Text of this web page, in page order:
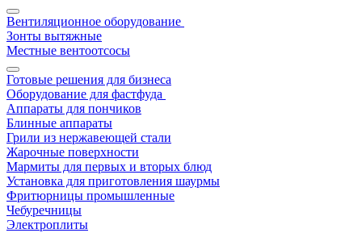
Вентиляционное оборудование
Зонты вытяжные
Местные вентоотсосы
Готовые решения для бизнеса
Оборудование для фастфуда
Аппараты для пончиков
Блинные аппараты
Грили из нержавеющей стали
Жарочные поверхности
Мармиты для первых и вторых блюд
Установка для приготовления шаурмы
Фритюрницы промышленные
Чебуречницы
Электроплиты